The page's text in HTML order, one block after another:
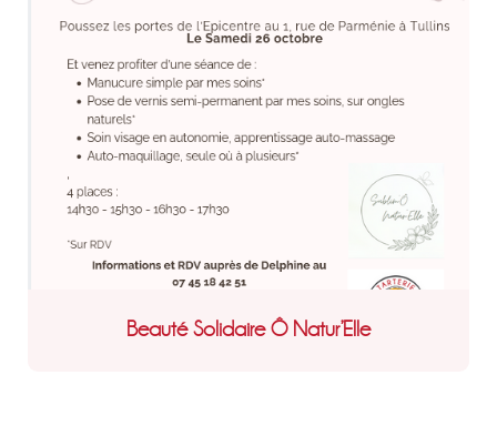
Beauté Solidaire Ô Natur’Elle